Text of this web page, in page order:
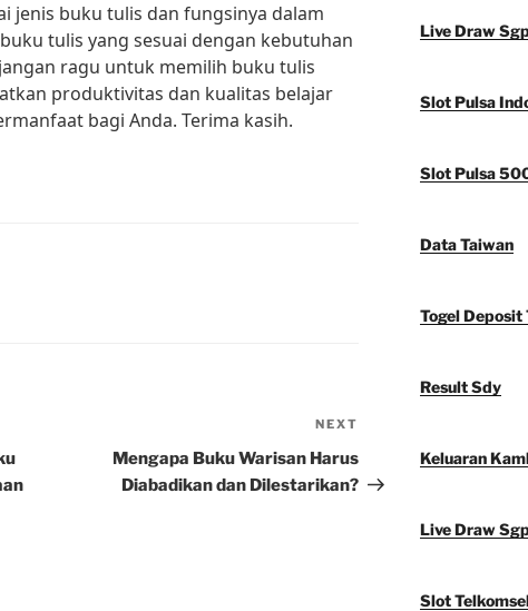
jenis buku tulis dan fungsinya dalam
tulis yang sesuai dengan kebutuhan
ragu untuk memilih buku tulis
produktivitas dan kualitas belajar
bagi Anda. Terima kasih.
Post
NEXT
Mengapa Buku Warisan Harus
Diabadikan dan Dilestarikan?
Live Draw
Slot Pulsa
Slot Pulsa
Data Taiwan
Togel Deposit
Result Sdy
Keluaran
Live Draw
Slot